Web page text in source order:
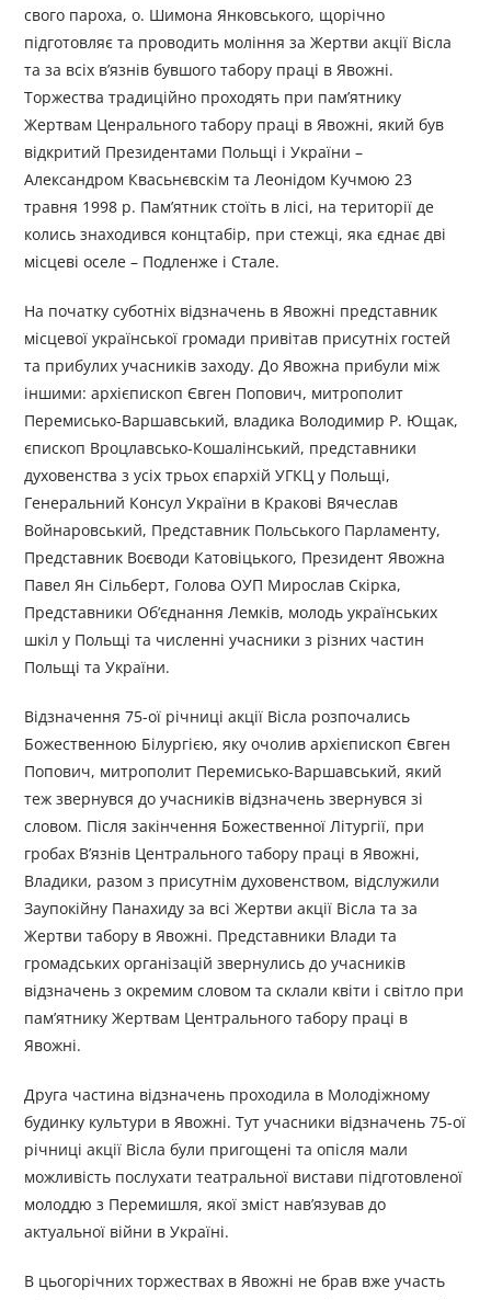
свого пароха, о. Шимона Янковського, щорічно
підготовляє та проводить моління за Жертви акції Вісла
та за всіх в’язнів бувшого табору праці в Явожні.
Торжества традиційно проходять при пам’ятнику
Жертвам Ценрального табору праці в Явожні, який був
відкритий Президентами Польщі і України –
Александром Квасьнєвскім та Леонідом Кучмою 23
травня 1998 р. Пам’ятник стоїть в лісі, на території де
колись знаходився концтабір, при стежці, яка єднає дві
місцеві оселе – Подленже і Стале.
На початку суботніх відзначень в Явожні представник
місцевої української громади привітав присутніх гостей
та прибулих учасників заходу. До Явожна прибули між
іншими: архієпископ Євген Попович, митрополит
Перемисько-Варшавський, владика Володимир Р. Ющак,
єпископ Вроцлавсько-Кошалінський, представники
духовенства з усіх трьох єпархій УГКЦ у Польщі,
Генеральний Консул України в Кракові Вячеслав
Войнаровський, Представник Польського Парламенту,
Представник Воєводи Катовіцького, Президент Явожна
Павел Ян Сільберт, Голова ОУП Мирослав Скірка,
Представники Об’єднання Лемків, молодь українських
шкіл у Польщі та численні учасники з різних частин
Польщі та України.
Відзначення 75-ої річниці акції Вісла розпочались
Божественною Білургією, яку очолив архієпископ Євген
Попович, митрополит Перемисько-Варшавський, який
теж звернувся до учасників відзначень звернувся зі
словом. Після закінчення Божественної Літургії, при
гробах В’язнів Центрального табору праці в Явожні,
Владики, разом з присутнім духовенством, відслужили
Заупокійну Панахиду за всі Жертви акції Вісла та за
Жертви табору в Явожні. Представники Влади та
громадських організацій звернулись до учасників
відзначень з окремим словом та склали квіти і світло при
пам’ятнику Жертвам Центрального табору праці в
Явожні.
Друга частина відзначень проходила в Молодіжному
будинку культури в Явожні. Тут учасники відзначень 75-ої
річниці акції Вісла були пригощені та опісля мали
можливість послухати театральної вистави підготовленої
молоддю з Перемишля, якої зміст нав’язував до
актуальної війни в Україні.
В цьогорічних торжествах в Явожні не брав вже участь